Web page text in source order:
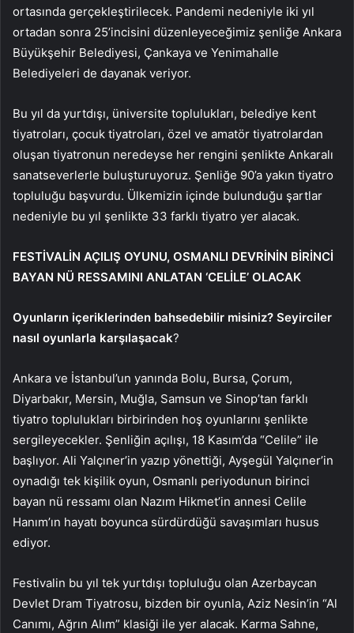
ortasında gerçekleştirilecek. Pandemi nedeniyle iki yıl
ortadan sonra 25’incisini düzenleyeceğimiz şenliğe Ankara
Büyükşehir Belediyesi, Çankaya ve Yenimahalle
Belediyeleri de dayanak veriyor.
Bu yıl da yurtdışı, üniversite toplulukları, belediye kent
tiyatroları, çocuk tiyatroları, özel ve amatör tiyatrolardan
oluşan tiyatronun neredeyse her rengini şenlikte Ankaralı
sanatseverlerle buluşturuyoruz. Şenliğe 90’a yakın tiyatro
topluluğu başvurdu. Ülkemizin içinde bulunduğu şartlar
nedeniyle bu yıl şenlikte 33 farklı tiyatro yer alacak.
FESTİVALİN AÇILIŞ OYUNU, OSMANLI DEVRİNİN BİRİNCİ
BAYAN NÜ RESSAMINI ANLATAN ‘CELİLE’ OLACAK
Oyunların içeriklerinden bahsedebilir misiniz? Seyirciler
nasıl oyunlarla karşılaşacak?
Ankara ve İstanbul’un yanında Bolu, Bursa, Çorum,
Diyarbakır, Mersin, Muğla, Samsun ve Sinop’tan farklı
tiyatro toplulukları birbirinden hoş oyunlarını şenlikte
sergileyecekler. Şenliğin açılışı, 18 Kasım’da “Celile” ile
başlıyor. Ali Yalçıner’in yazıp yönettiği, Ayşegül Yalçıner’in
oynadığı tek kişilik oyun, Osmanlı periyodunun birinci
bayan nü ressamı olan Nazım Hikmet’in annesi Celile
Hanım’ın hayatı boyunca sürdürdüğü savaşımları husus
ediyor.
Festivalin bu yıl tek yurtdışı topluluğu olan Azerbaycan
Devlet Dram Tiyatrosu, bizden bir oyunla, Aziz Nesin’in “Al
Canımı, Ağrın Alım” klasiği ile yer alacak. Karma Sahne,